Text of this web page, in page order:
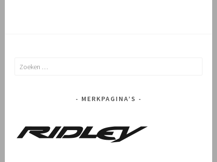
Zoeken
MERKPAGINA’S